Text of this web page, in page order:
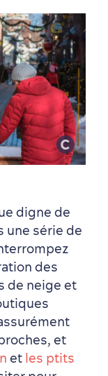
digne de
une série de
des
de neige et
et
et les ptits